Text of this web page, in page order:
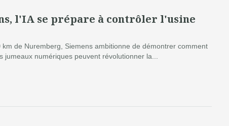
l'IA se prépare à contrôler l'usine
km de Nuremberg, Siemens ambitionne de démontrer comment
jumeaux numériques peuvent révolutionner la...